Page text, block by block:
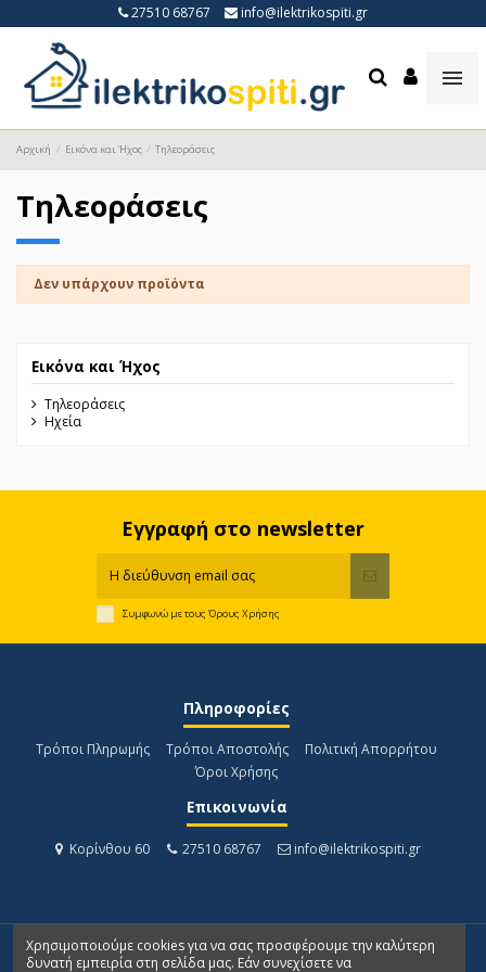
27510 68767 info@ilektrikospiti.gr
Αρχική Εικόνα και Ήχος Τηλεοράσεις
Τηλεοράσεις
Δεν υπάρχουν προϊόντα
Εικόνα και Ήχος
Τηλεοράσεις
Ηχεία
Εγγραφή στο newsletter
Συμφωνώ με τους Όρους Χρήσης
Πληροφορίες
Τρόποι Πληρωμής Τρόποι Αποστολής
Πολιτική Απορρήτου
Όροι Χρήσης
Επικοινωνία
Κορίνθου 60 27510 68767 info@ilektrikospiti.gr
Χρησιμοποιούμε cookies για να σας προσφέρουμε την καλύτερη
δυνατή εμπειρία στη σελίδα μας. Εάν συνεχίσετε να